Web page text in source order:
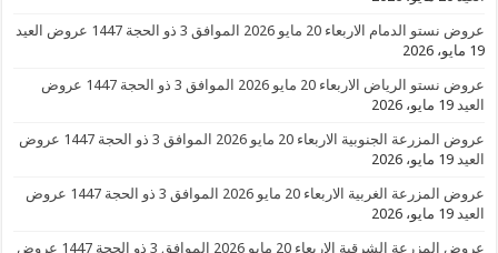
عروض نستو الدمام الاربعاء 20 مايو 2026 الموافق 3 ذو الحجة 1447 عروض العيد
19 مايو، 2026
عروض نستو الرياض الاربعاء 20 مايو 2026 الموافق 3 ذو الحجة 1447 عروض
العيد 19 مايو، 2026
عروض المزرعة الجنوبية الاربعاء 20 مايو 2026 الموافق 3 ذو الحجة 1447 عروض
العيد 19 مايو، 2026
عروض المزرعة الغربية الاربعاء 20 مايو 2026 الموافق 3 ذو الحجة 1447 عروض
العيد 19 مايو، 2026
عروض المزرعة الشرقية الاربعاء 20 مايو 2026 الموافق 3 ذو الحجة 1447 عروض